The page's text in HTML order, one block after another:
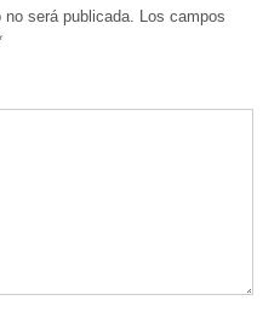
será publicada.
Los campos